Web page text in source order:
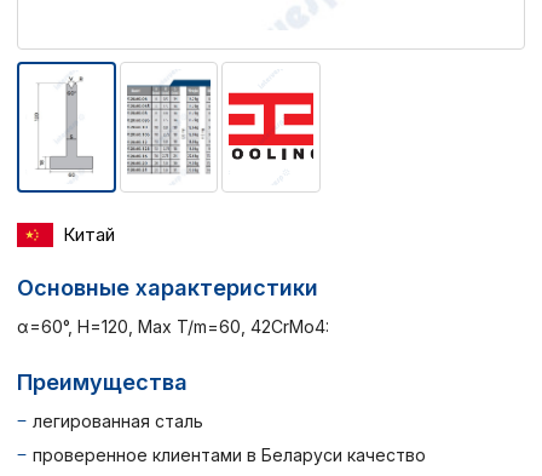
Китай
Основные характеристики
α=60°, H=120, Max T/m=60, 42CrMo4:
Преимущества
легированная сталь
проверенное клиентами в Беларуси качество